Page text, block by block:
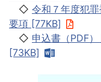
◇ 令和７年度犯
要項 [77KB]
◇ 申込書（PDF
[73KB]